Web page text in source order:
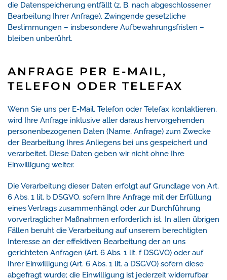
die Datenspeicherung entfällt (z. B. nach abgeschlossener
Bearbeitung Ihrer Anfrage). Zwingende gesetzliche
Bestimmungen – insbesondere Aufbewahrungsfristen –
bleiben unberührt.
ANFRAGE PER E-MAIL,
TELEFON ODER TELEFAX
Wenn Sie uns per E-Mail, Telefon oder Telefax kontaktieren,
wird Ihre Anfrage inklusive aller daraus hervorgehenden
personenbezogenen Daten (Name, Anfrage) zum Zwecke
der Bearbeitung Ihres Anliegens bei uns gespeichert und
verarbeitet. Diese Daten geben wir nicht ohne Ihre
Einwilligung weiter.
Die Verarbeitung dieser Daten erfolgt auf Grundlage von Art.
6 Abs. 1 lit. b DSGVO, sofern Ihre Anfrage mit der Erfüllung
eines Vertrags zusammenhängt oder zur Durchführung
vorvertraglicher Maßnahmen erforderlich ist. In allen übrigen
Fällen beruht die Verarbeitung auf unserem berechtigten
Interesse an der effektiven Bearbeitung der an uns
gerichteten Anfragen (Art. 6 Abs. 1 lit. f DSGVO) oder auf
Ihrer Einwilligung (Art. 6 Abs. 1 lit. a DSGVO) sofern diese
abgefragt wurde; die Einwilligung ist jederzeit widerrufbar.